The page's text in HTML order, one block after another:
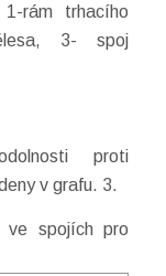
rám trhacího
3- spoj
proti
v grafu. 3.
ve spojích pro